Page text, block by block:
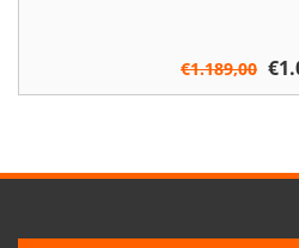
€1.189,00 €